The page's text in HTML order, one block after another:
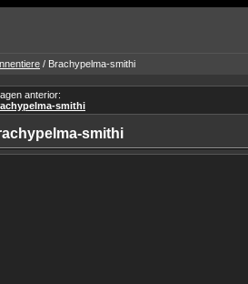
/ Brachypelma-smithi
anterior:
smithi
smithi